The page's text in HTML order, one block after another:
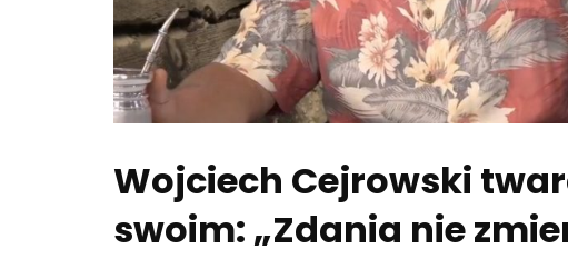
Wojciech Cejrowski
swoim: „Zdania nie